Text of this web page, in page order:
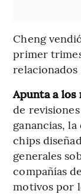
Cheng
primer
relacionados
Apunta a los
de
ganancias,
chips
generales
compañías
motivos por